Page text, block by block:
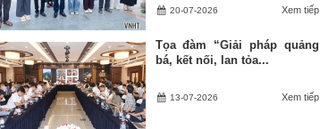
Xem tiếp
20-07-2026
Tọa đàm “Giải pháp quảng
bá, kết nối, lan tỏa...
Xem tiếp
13-07-2026